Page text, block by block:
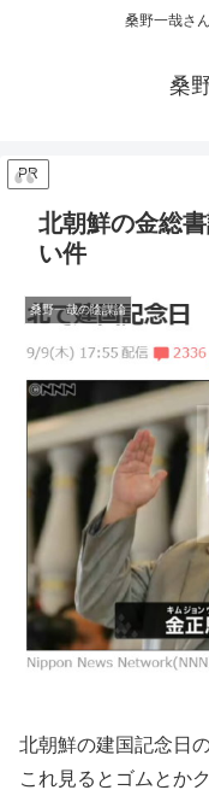
桑野一哉さ
桑
PR
北朝鮮の金総
い件
桑野一哉の陰謀論
北朝鮮の建国記念日
これ見るとゴムとか